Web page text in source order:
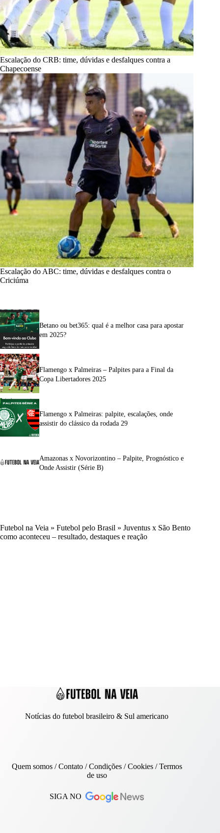
Escalação do CRB: time, dúvidas e desfalques contra a
Chapecoense
Escalação do ABC: time, dúvidas e desfalques contra o
Criciúma
Betano ou bet365: qual é a melhor casa para apostar
em 2025?
Flamengo x Palmeiras – Palpites para a Final da
Copa Libertadores 2025
Flamengo x Palmeiras: palpite, escalações, onde
assistir do clássico da rodada 29
Amazonas x Novorizontino – Palpite, Prognóstico e
Onde Assistir (Série B)
Futebol na Veia » Futebol pelo Brasil » Juventus x São Bento
como aconteceu – resultado, destaques e reação
Notícias do futebol brasileiro & Sul americano
Quem somos/Contato/ Condições /Cookies/Termos
de uso
SIGA NO